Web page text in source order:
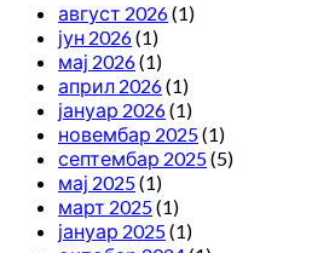
август 2026(1)
јун 2026(1)
мај 2026(1)
април 2026(1)
јануар 2026(1)
новембар 2025(1)
септембар 2025(5)
мај 2025(1)
март 2025(1)
јануар 2025(1)